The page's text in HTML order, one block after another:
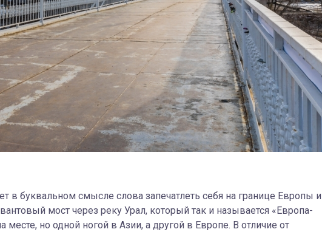
буквальном смысле слова запечатлеть себя на границе Европы и
мост через реку Урал, который так и называется «Европа-
месте, но одной ногой в Азии, а другой в Европе. В отличие от